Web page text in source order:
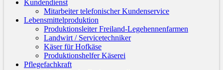
Kundendienst
Mitarbeiter telefonischer Kundenservice
Lebensmittelproduktion
Produktionsleiter Freiland-Legehennenfarmen
Landwirt / Servicetechniker
Käser für Hofkäse
Produktionshelfer Käserei
Pflegefachkraft